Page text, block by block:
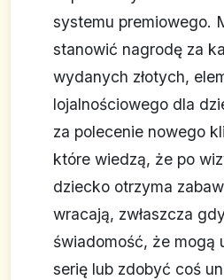
systemu premiowego.
stanowić nagrodę za
wydanych złotych,
lojalnościowego dla
za polecenie nowego
które wiedzą, że po
dziecko otrzyma
wracają, zwłaszcza
świadomość, że mogą
serię lub zdobyć coś